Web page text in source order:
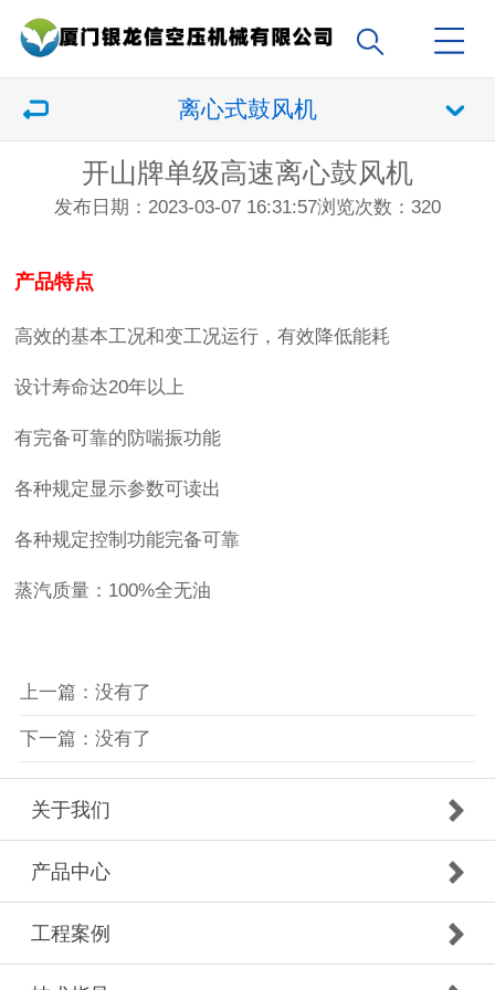
离心式鼓风机
开山牌单级高速离心鼓风机
发布日期：2023-03-07 16:31:57浏览次数： 320
产品特点
高效的基本工况和变工况运行，有效降低能耗
设计寿命达20年以上
有完备可靠的防喘振功能
各种规定显示参数可读出
各种规定控制功能完备可靠
蒸汽质量：100%全无油
上一篇：没有了
下一篇：没有了
关于我们
产品中心
工程案例